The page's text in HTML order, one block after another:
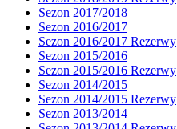
Sezon 2017/2018
Sezon 2016/2017
Sezon 2016/2017 Rezerwy
Sezon 2015/2016
Sezon 2015/2016 Rezerwy
Sezon 2014/2015
Sezon 2014/2015 Rezerwy
Sezon 2013/2014